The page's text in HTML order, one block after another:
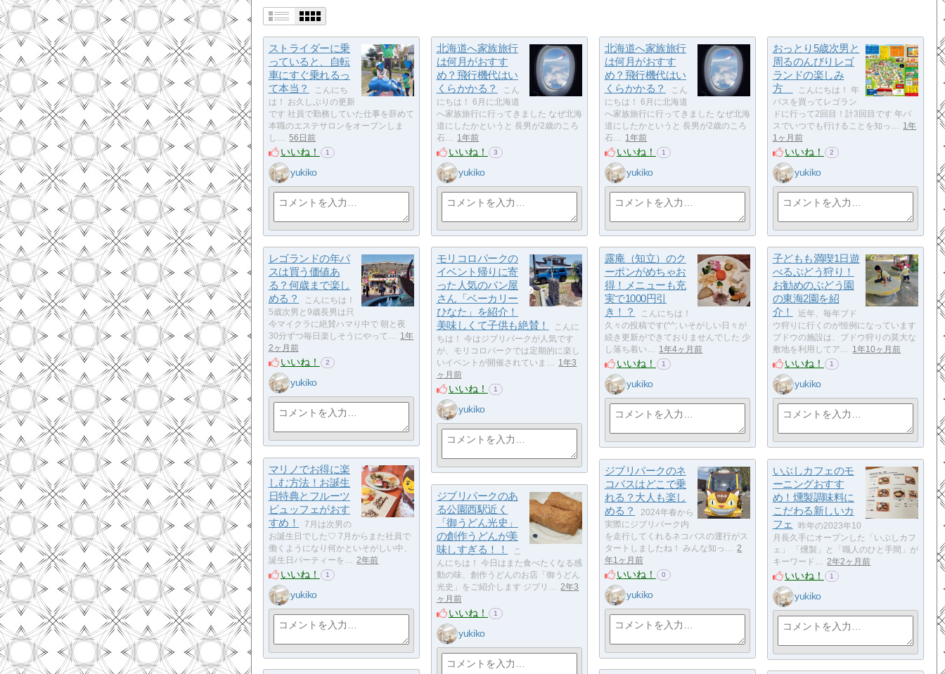
ストライダーに乗
っていると、自転
車にすぐ乗れるっ
て本当？
こんにち
は！ お久しぶりの更新
です 社員で勤務していた仕事を辞めて
本職のエステサロンをオープンしま
し…
56日前
いいね！ 1
yukiko
北海道へ家族旅行
は何月がおすす
め？飛行機代はい
くらかかる？
こん
にちは！ 6月に北海道
へ家族旅行に行ってきました なぜ北海
道にしたかというと 長男が2歳のころ
石…
1年前
いいね！ 3
yukiko
北海道へ家族旅行
は何月がおすす
め？飛行機代はい
くらかかる？
こん
にちは！ 6月に北海道
へ家族旅行に行ってきました なぜ北海
道にしたかというと 長男が2歳のころ
石…
1年前
いいね！ 1
yukiko
おっとり5歳次男と
周るのんびりレゴ
ランドの楽しみ
方
こんにちは！ 年
パスを買ってレゴラン
ドに行って2回目！計3回目です 年パ
スでいつでも行けることを知っ…
1年
1ヶ月前
いいね！ 2
yukiko
レゴランドの年パ
スは買う価値あ
る？何歳まで楽し
める？
こんにちは！
5歳次男と9歳長男は只
今マイクラに絶賛ハマり中で 朝と夜
30分ずつ毎日楽しそうにやって…
1年
2ヶ月前
いいね！ 2
yukiko
モリコロパークの
イベント帰りに寄
った人気のパン屋
さん「ベーカリー
ひなた」を紹介！
美味しくて子供も絶賛！
こんに
ちは！ 今はジブリパークが人気です
が、モリコロパークでは定期的に楽し
いイベントが開催されていま…
1年3
ヶ月前
いいね！ 1
yukiko
露庵（知立）のク
ーポンがめちゃお
得！メニューも充
実で1000円引
き！？
こんにちは！
久々の投稿です(^^; いそがしい日々が
続き更新ができておりませんでした 少
し落ち着い…
1年4ヶ月前
いいね！ 1
yukiko
子どもも満喫1日遊
べるぶどう狩り！
お勧めのぶどう園
の東海2園を紹
介！
近年、毎年ブド
ウ狩りに行くのが恒例になっています
ブドウの施設は、ブドウ狩りの莫大な
敷地を利用してア…
1年10ヶ月前
いいね！ 1
yukiko
マリノでお得に楽
しむ方法！お誕生
日特典とフルーツ
ビュッフェがおす
すめ！
7月は次男の
お誕生日でした♡ 7月からまた社員で
働くようになり何かといそがしい中、
誕生日パーティーを…
2年前
いいね！ 1
yukiko
ジブリパークのネ
コバスはどこで乗
れる？大人も楽し
める？
2024年春から
実際にジブリパーク内
を走行してくれるネコバスの運行がス
タートしましたね！ みんな知っ…
2
年1ヶ月前
いいね！ 0
yukiko
いぶしカフェのモ
ーニングおすす
め！燻製調味料に
こだわる新しいカ
フェ
昨年の2023年10
月長久手にオープンした「いぶしカフ
ェ」 「燻製」と「職人のひと手間」が
キーワード…
2年2ヶ月前
いいね！ 1
yukiko
ジブリパークのあ
る公園西駅近く
「御うどん光史」
の創作うどんが美
味しすぎる！！
こ
んにちは！ 今日はまた食べたくなる感
動の味、創作うどんのお店「御うどん
光史」をご紹介します ジブリ…
2年3
ヶ月前
いいね！ 1
yukiko